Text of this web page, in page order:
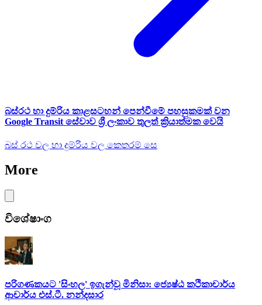
බස්රථ හා දුම්රිය කාළසටහන් පෙන්වීමේ පහසුකමක් වන
Google Transit සේවාව ශ්‍රී ලංකාව තුලත් ක්‍රියාත්මක වෙයි
බස් රථ වල හා දුම්රිය වල කෙතරම් සෙ
More
විශේෂාංග
පරිගණකයට 'සිංහල' ඉගැන්වූ මිනිසා: ජ්‍යෙෂ්ඨ කථිකාචාර්ය
ආචාර්ය එස්.ටී. නන්දසාර